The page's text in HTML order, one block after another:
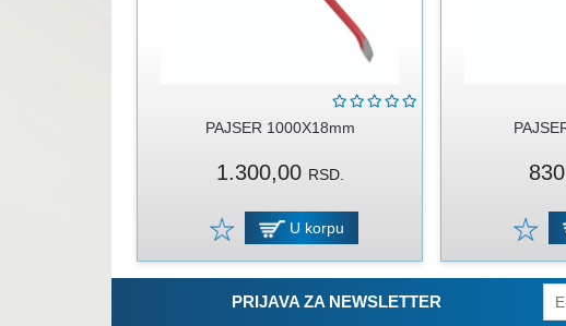
PAJSER 1000X18mm
1.300,00 RSD.
U korpu
PRIJAVA ZA NEWSLETTER